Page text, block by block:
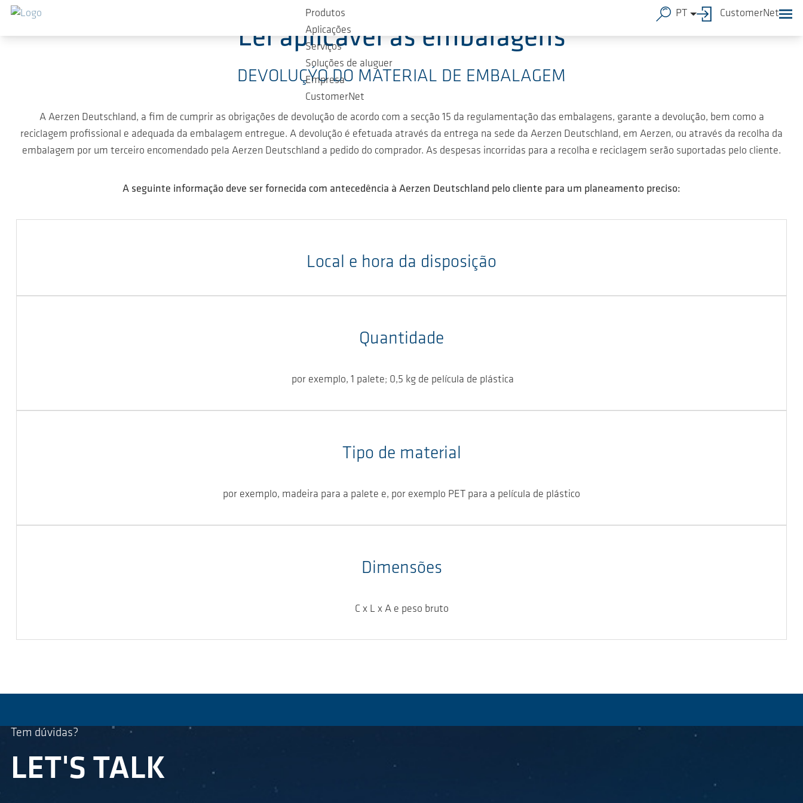
Ir para o conteúdo principal
Produtos
Aplicações
Serviços
Soluções de aluguer
Empresa
CustomerNet
PT CustomerNet
Lei aplicável às embalagens
DEVOLUÇÝO DO MATERIAL DE EMBALAGEM
A Aerzen Deutschland, a fim de cumprir as obrigações de devolução de acordo com a secção 15 da regulamentação das embalagens, garante a devolução, bem como a
reciclagem profissional e adequada da embalagem entregue. A devolução é efetuada através da entrega na sede da Aerzen Deutschland, em Aerzen, ou através da recolha da
embalagem por um terceiro encomendado pela Aerzen Deutschland a pedido do comprador. As despesas incorridas para a recolha e reciclagem serão suportadas pelo cliente.
A seguinte informação deve ser fornecida com antecedência à Aerzen Deutschland pelo cliente para um planeamento preciso:
Local e hora da disposição
Quantidade
por exemplo, 1 palete; 0,5 kg de película de plástica
Tipo de material
por exemplo, madeira para a palete e, por exemplo PET para a película de plástico
Dimensões
C x L x A e peso bruto
Tem dúvidas?
LET'S TALK